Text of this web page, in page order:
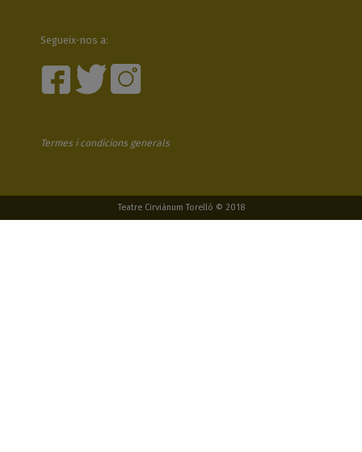
Segueix-nos a:
Termes i condicions generals
Teatre Cirviànum Torelló © 2018